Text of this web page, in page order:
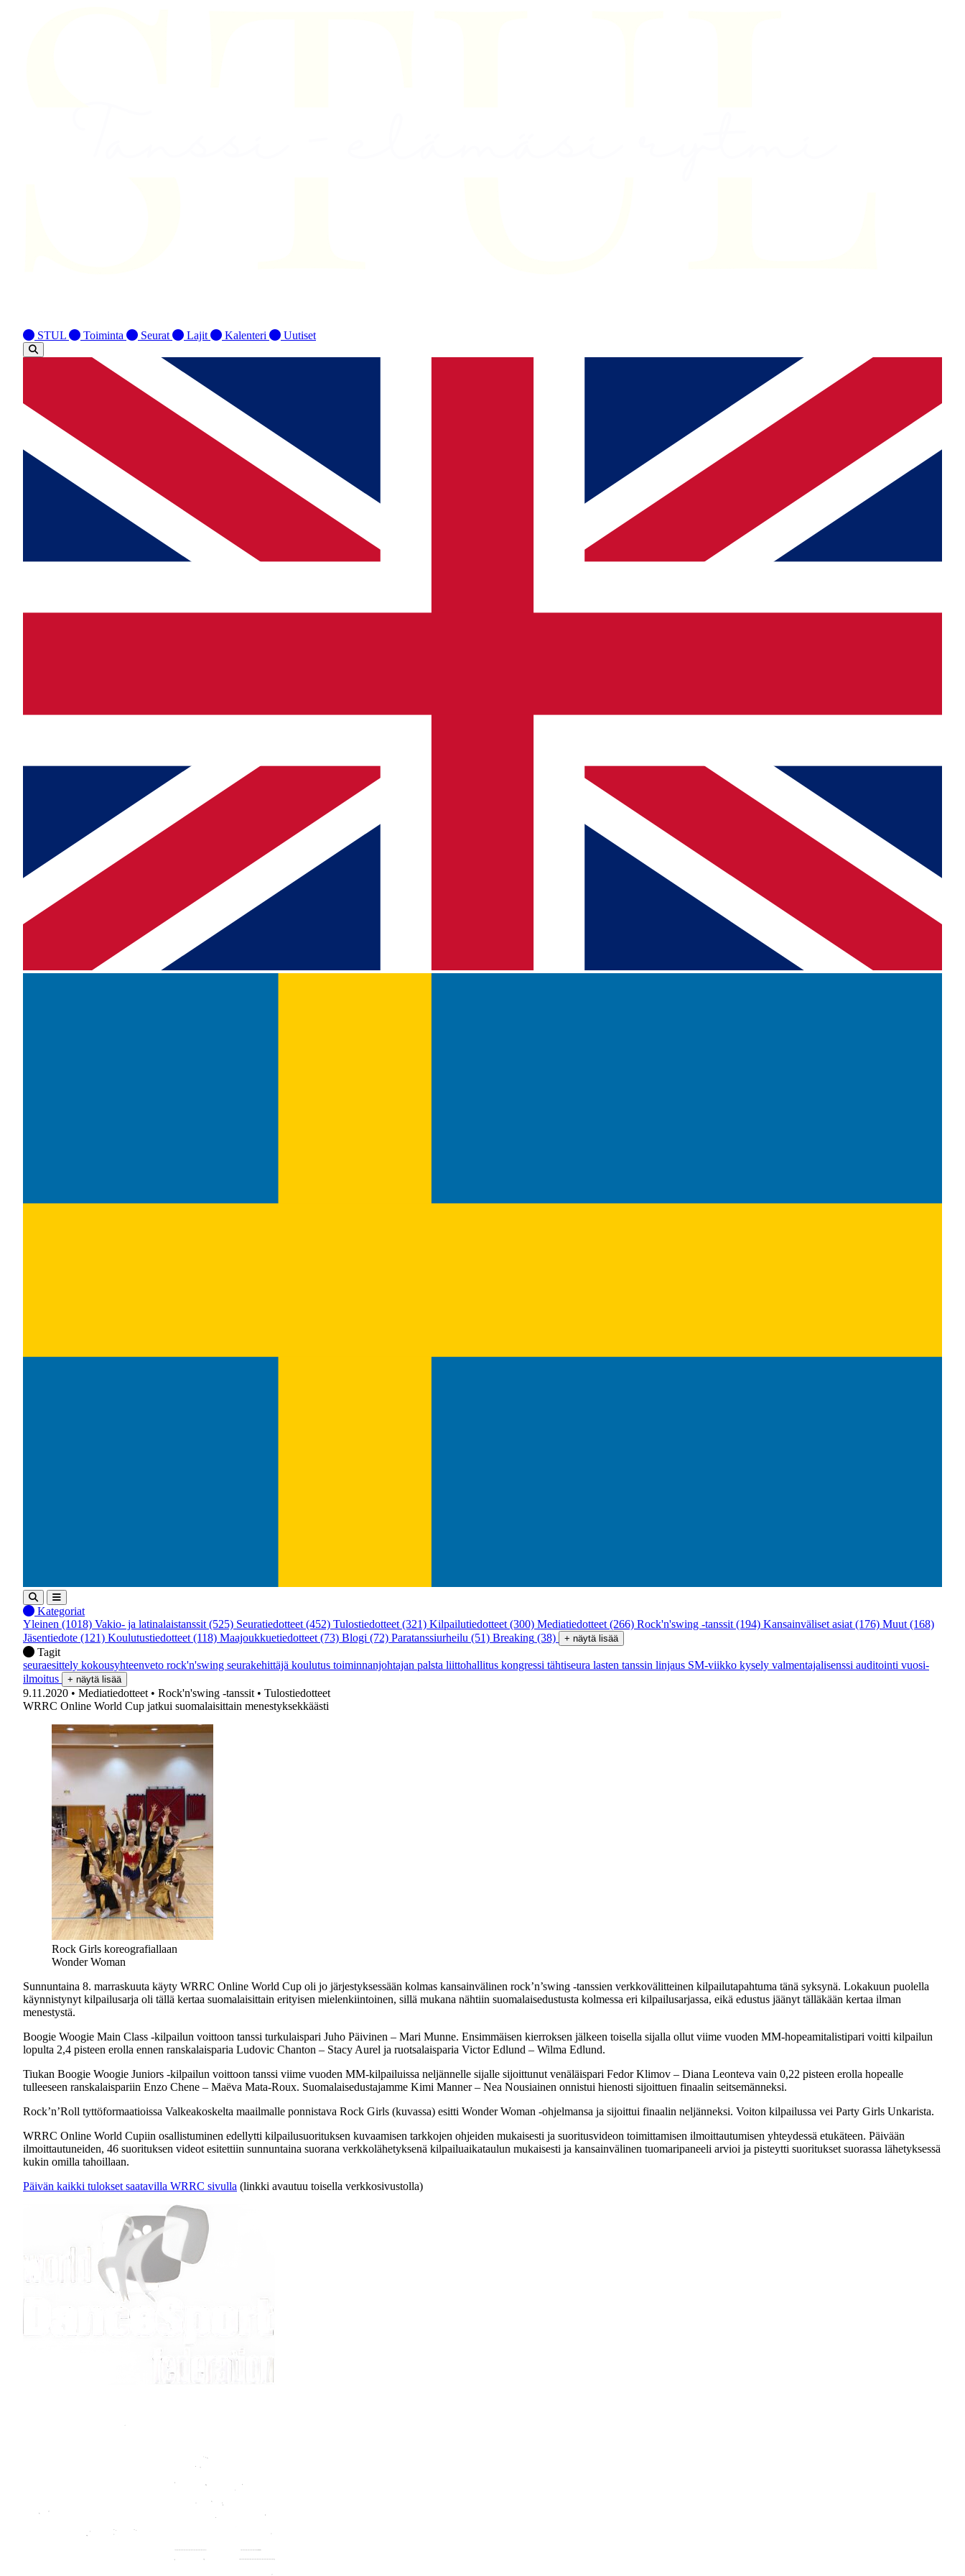
STUL Toiminta Seurat Lajit Kalenteri Uutiset
Kategoriat
Yleinen (1018) Vakio- ja latinalaistanssit (525) Seuratiedotteet (452) Tulostiedotteet (321) Kilpailutiedotteet (300) Mediatiedotteet (266) Rock'n'swing -tanssit (194) Kansainväliset asiat (176) Muut (168)
Jäsentiedote (121) Koulutustiedotteet (118) Maajoukkuetiedotteet (73) Blogi (72) Paratanssiurheilu (51) Breaking (38) + näytä lisää
Tagit
seuraesittely kokousyhteenveto rock'n'swing seurakehittäjä koulutus toiminnanjohtajan palsta liittohallitus kongressi tähtiseura lasten tanssin linjaus SM-viikko kysely valmentajalisenssi auditointi vuosi-
ilmoitus
+ näytä lisää
9.11.2020 • Mediatiedotteet • Rock'n'swing -tanssit • Tulostiedotteet
WRRC Online World Cup jatkui suomalaisittain menestyksekkäästi
Rock Girls koreografiallaan
Wonder Woman
Sunnuntaina 8. marraskuuta käyty WRRC Online World Cup oli jo järjestyksessään kolmas kansainvälinen rock’n’swing -tanssien verkkovälitteinen kilpailutapahtuma tänä syksynä. Lokakuun puolella
käynnistynyt kilpailusarja oli tällä kertaa suomalaisittain erityisen mielenkiintoinen, sillä mukana nähtiin suomalaisedustusta kolmessa eri kilpailusarjassa, eikä edustus jäänyt tälläkään kertaa ilman
menestystä.
Boogie Woogie Main Class -kilpailun voittoon tanssi turkulaispari Juho Päivinen – Mari Munne. Ensimmäisen kierroksen jälkeen toisella sijalla ollut viime vuoden MM-hopeamitalistipari voitti kilpailun
lopulta 2,4 pisteen erolla ennen ranskalaisparia Ludovic Chanton – Stacy Aurel ja ruotsalaisparia Victor Edlund – Wilma Edlund.
Tiukan Boogie Woogie Juniors -kilpailun voittoon tanssi viime vuoden MM-kilpailuissa neljännelle sijalle sijoittunut venäläispari Fedor Klimov – Diana Leonteva vain 0,22 pisteen erolla hopealle
tulleeseen ranskalaispariin Enzo Chene – Maëva Mata-Roux. Suomalaisedustajamme Kimi Manner – Nea Nousiainen onnistui hienosti sijoittuen finaalin seitsemänneksi.
Rock’n’Roll tyttöformaatioissa Valkeakoskelta maailmalle ponnistava Rock Girls (kuvassa) esitti Wonder Woman -ohjelmansa ja sijoittui finaalin neljänneksi. Voiton kilpailussa vei Party Girls Unkarista.
WRRC Online World Cupiin osallistuminen edellytti kilpailusuorituksen kuvaamisen tarkkojen ohjeiden mukaisesti ja suoritusvideon toimittamisen ilmoittautumisen yhteydessä etukäteen. Päivään
ilmoittautuneiden, 46 suorituksen videot esitettiin sunnuntaina suorana verkkolähetyksenä kilpailuaikataulun mukaisesti ja kansainvälinen tuomaripaneeli arvioi ja pisteytti suoritukset suorassa lähetyksessä
kukin omilla tahoillaan.
Päivän kaikki tulokset saatavilla WRRC sivulla (linkki avautuu toisella verkkosivustolla)